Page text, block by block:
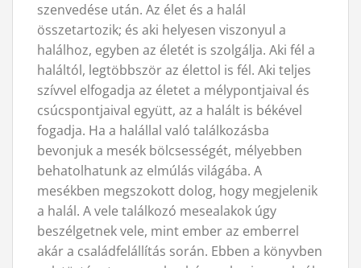
szenvedése után. Az élet és a halál
összetartozik; és aki helyesen viszonyul a
halálhoz, egyben az életét is szolgálja. Aki fél a
haláltól, legtöbbször az élettol is fél. Aki teljes
szívvel elfogadja az életet a mélypontjaival és
csúcspontjaival együtt, az a halált is békével
fogadja. Ha a halállal való találkozásba
bevonjuk a mesék bölcsességét, mélyebben
behatolhatunk az elmúlás világába. A
mesékben megszokott dolog, hogy megjelenik
a halál. A vele találkozó mesealakok úgy
beszélgetnek vele, mint ember az emberrel
akár a családfelállítás során. Ebben a könyvben